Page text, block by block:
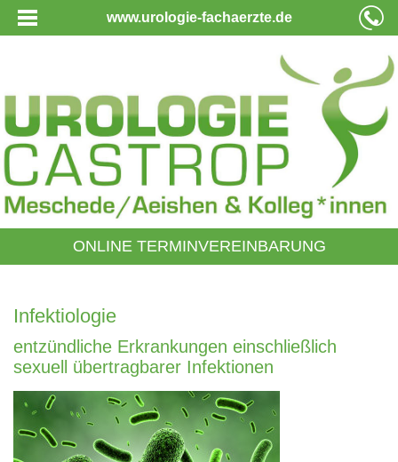
www.urologie-fachaerzte.de
ONLINE TERMINVEREINBARUNG
Infektiologie
entzündliche Erkrankungen einschließlich
sexuell übertragbarer Infektionen